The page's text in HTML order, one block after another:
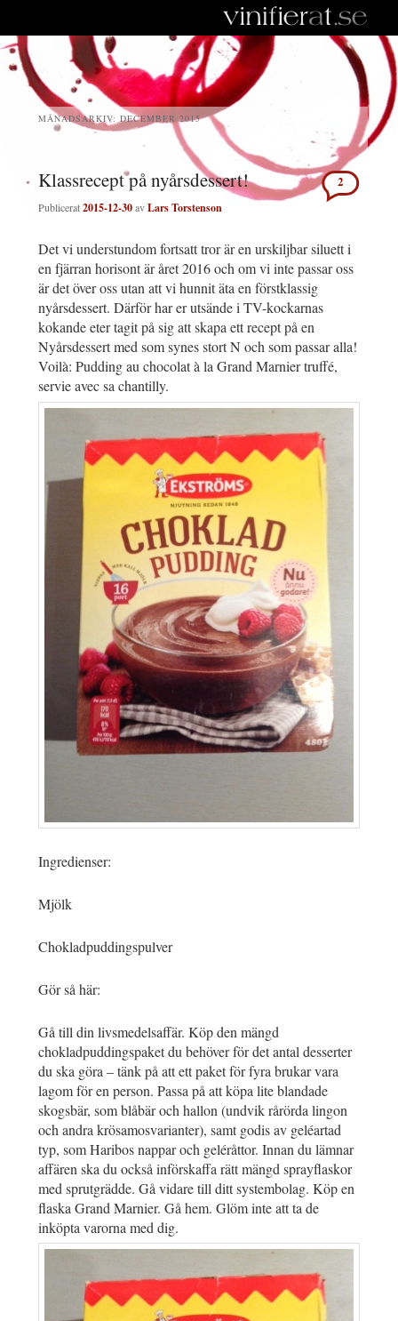
MÅNADSARKIV:DECEMBER 2015
Klassrecept på nyårsdessert!
Publicerat2015-12-30avLars Torstenson
2
Det vi understundom fortsatt tror är en urskiljbar siluett i
en fjärran horisont är året 2016 och om vi inte passar oss
är det över oss utan att vi hunnit äta en förstklassig
nyårsdessert. Därför har er utsände i TV-kockarnas
kokande eter tagit på sig att skapa ett recept på en
Nyårsdessert med som synes stort N och som passar alla!
Voilà: Pudding au chocolat à la Grand Marnier truffé,
servie avec sa chantilly.
Ingredienser:
Mjölk
Chokladpuddingspulver
Gör så här:
Gå till din livsmedelsaffär. Köp den mängd
chokladpuddingspaket du behöver för det antal desserter
du ska göra – tänk på att ett paket för fyra brukar vara
lagom för en person. Passa på att köpa lite blandade
skogsbär, som blåbär och hallon (undvik rårörda lingon
och andra krösamosvarianter), samt godis av geléartad
typ, som Haribos nappar och geléråttor. Innan du lämnar
affären ska du också införskaffa rätt mängd sprayflaskor
med sprutgrädde. Gå vidare till ditt systembolag. Köp en
flaska Grand Marnier. Gå hem. Glöm inte att ta de
inköpta varorna med dig.